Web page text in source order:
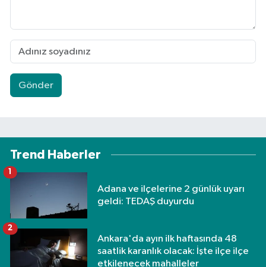
Gönder
Trend Haberler
Adana ve ilçelerine 2 günlük uyarı
geldi: TEDAŞ duyurdu
1
Ankara'da ayın ilk haftasında 48
saatlik karanlık olacak: İşte ilçe ilçe
etkilenecek mahalleler
2